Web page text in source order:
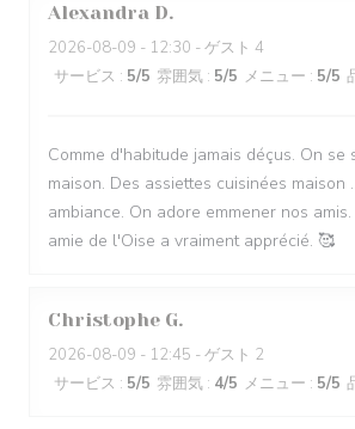
Alexandra D
2026-08-09 - 12:30 - ゲスト 4
サービス : 5/5 雰囲気 : 5/5 メニュー : 5/5
Comme d'habitude jamais déçus. On se
maison. Des assiettes cuisinées maison
ambiance. On adore emmener nos
amie de l'Oise a vraiment apprécié. 🥰
Christophe G
2026-08-09 - 12:45 - ゲスト 2
サービス : 5/5 雰囲気 : 4/5 メニュー : 5/5